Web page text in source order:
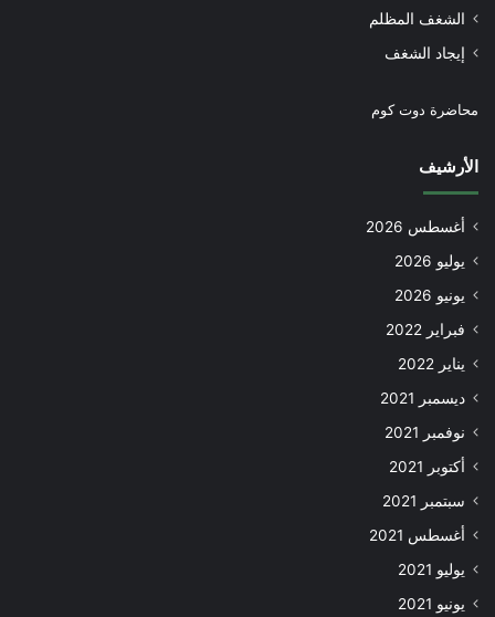
الشغف المظلم
إيجاد الشغف
محاضرة دوت كوم
الأرشيف
أغسطس 2026
يوليو 2026
يونيو 2026
فبراير 2022
يناير 2022
ديسمبر 2021
نوفمبر 2021
أكتوبر 2021
سبتمبر 2021
أغسطس 2021
يوليو 2021
يونيو 2021